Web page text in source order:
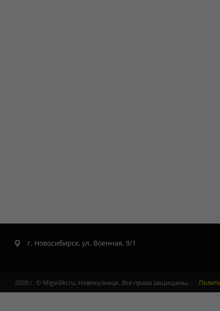
г. Новосибирск, ул. Военная, 9/1
2026 г. © Migediki.ru, Новокузнецк. Все права защищены.